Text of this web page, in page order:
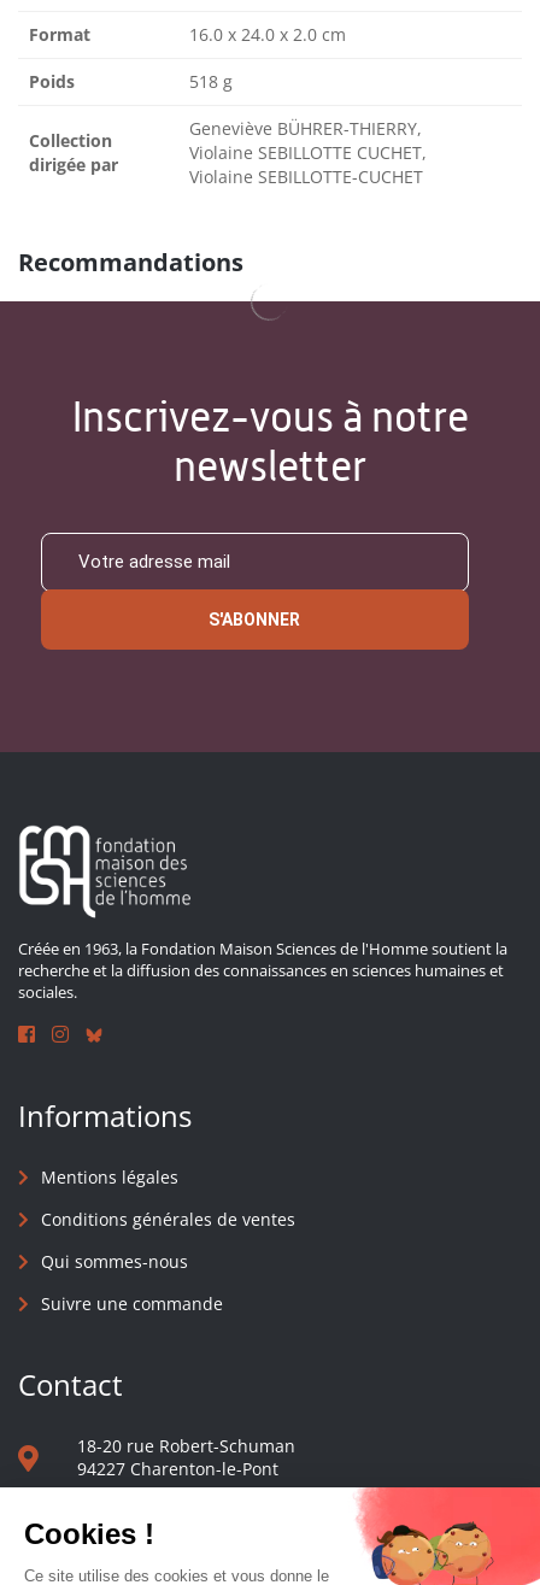
Format 16.0 x 24.0 x 2.0 cm
Poids 518 g
Collection
dirigée par
Geneviève BÜHRER-THIERRY,
Violaine SEBILLOTTE CUCHET,
Violaine SEBILLOTTE-CUCHET
Recommandations
Inscrivez-vous à notre
newsletter
S'ABONNER
Créée en 1963, la Fondation Maison Sciences de l'Homme soutient la
recherche et la diffusion des connaissances en sciences humaines et
sociales.
Informations
Mentions légales
Conditions générales de ventes
Qui sommes-nous
Suivre une commande
Contact
18-20 rue Robert-Schuman
94227 Charenton-le-Pont